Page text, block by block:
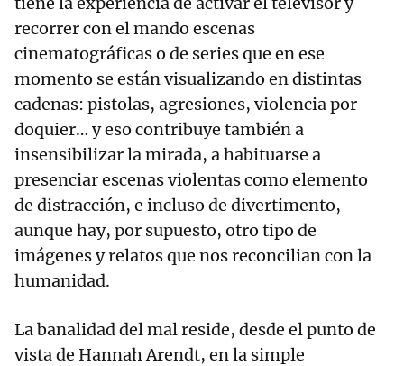
recorrer con el mando escenas
cinematográficas o de series que en ese
momento se están visualizando en distintas
cadenas: pistolas, agresiones, violencia por
doquier… y eso contribuye también a
insensibilizar la mirada, a habituarse a
presenciar escenas violentas como elemento
de distracción, e incluso de divertimento,
aunque hay, por supuesto, otro tipo de
imágenes y relatos que nos reconcilian con la
humanidad.
La banalidad del mal reside, desde el punto de
vista de Hannah Arendt, en la simple